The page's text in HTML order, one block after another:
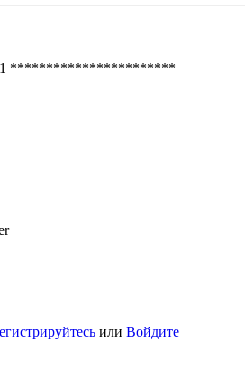
'91 ***********************
или Войдите